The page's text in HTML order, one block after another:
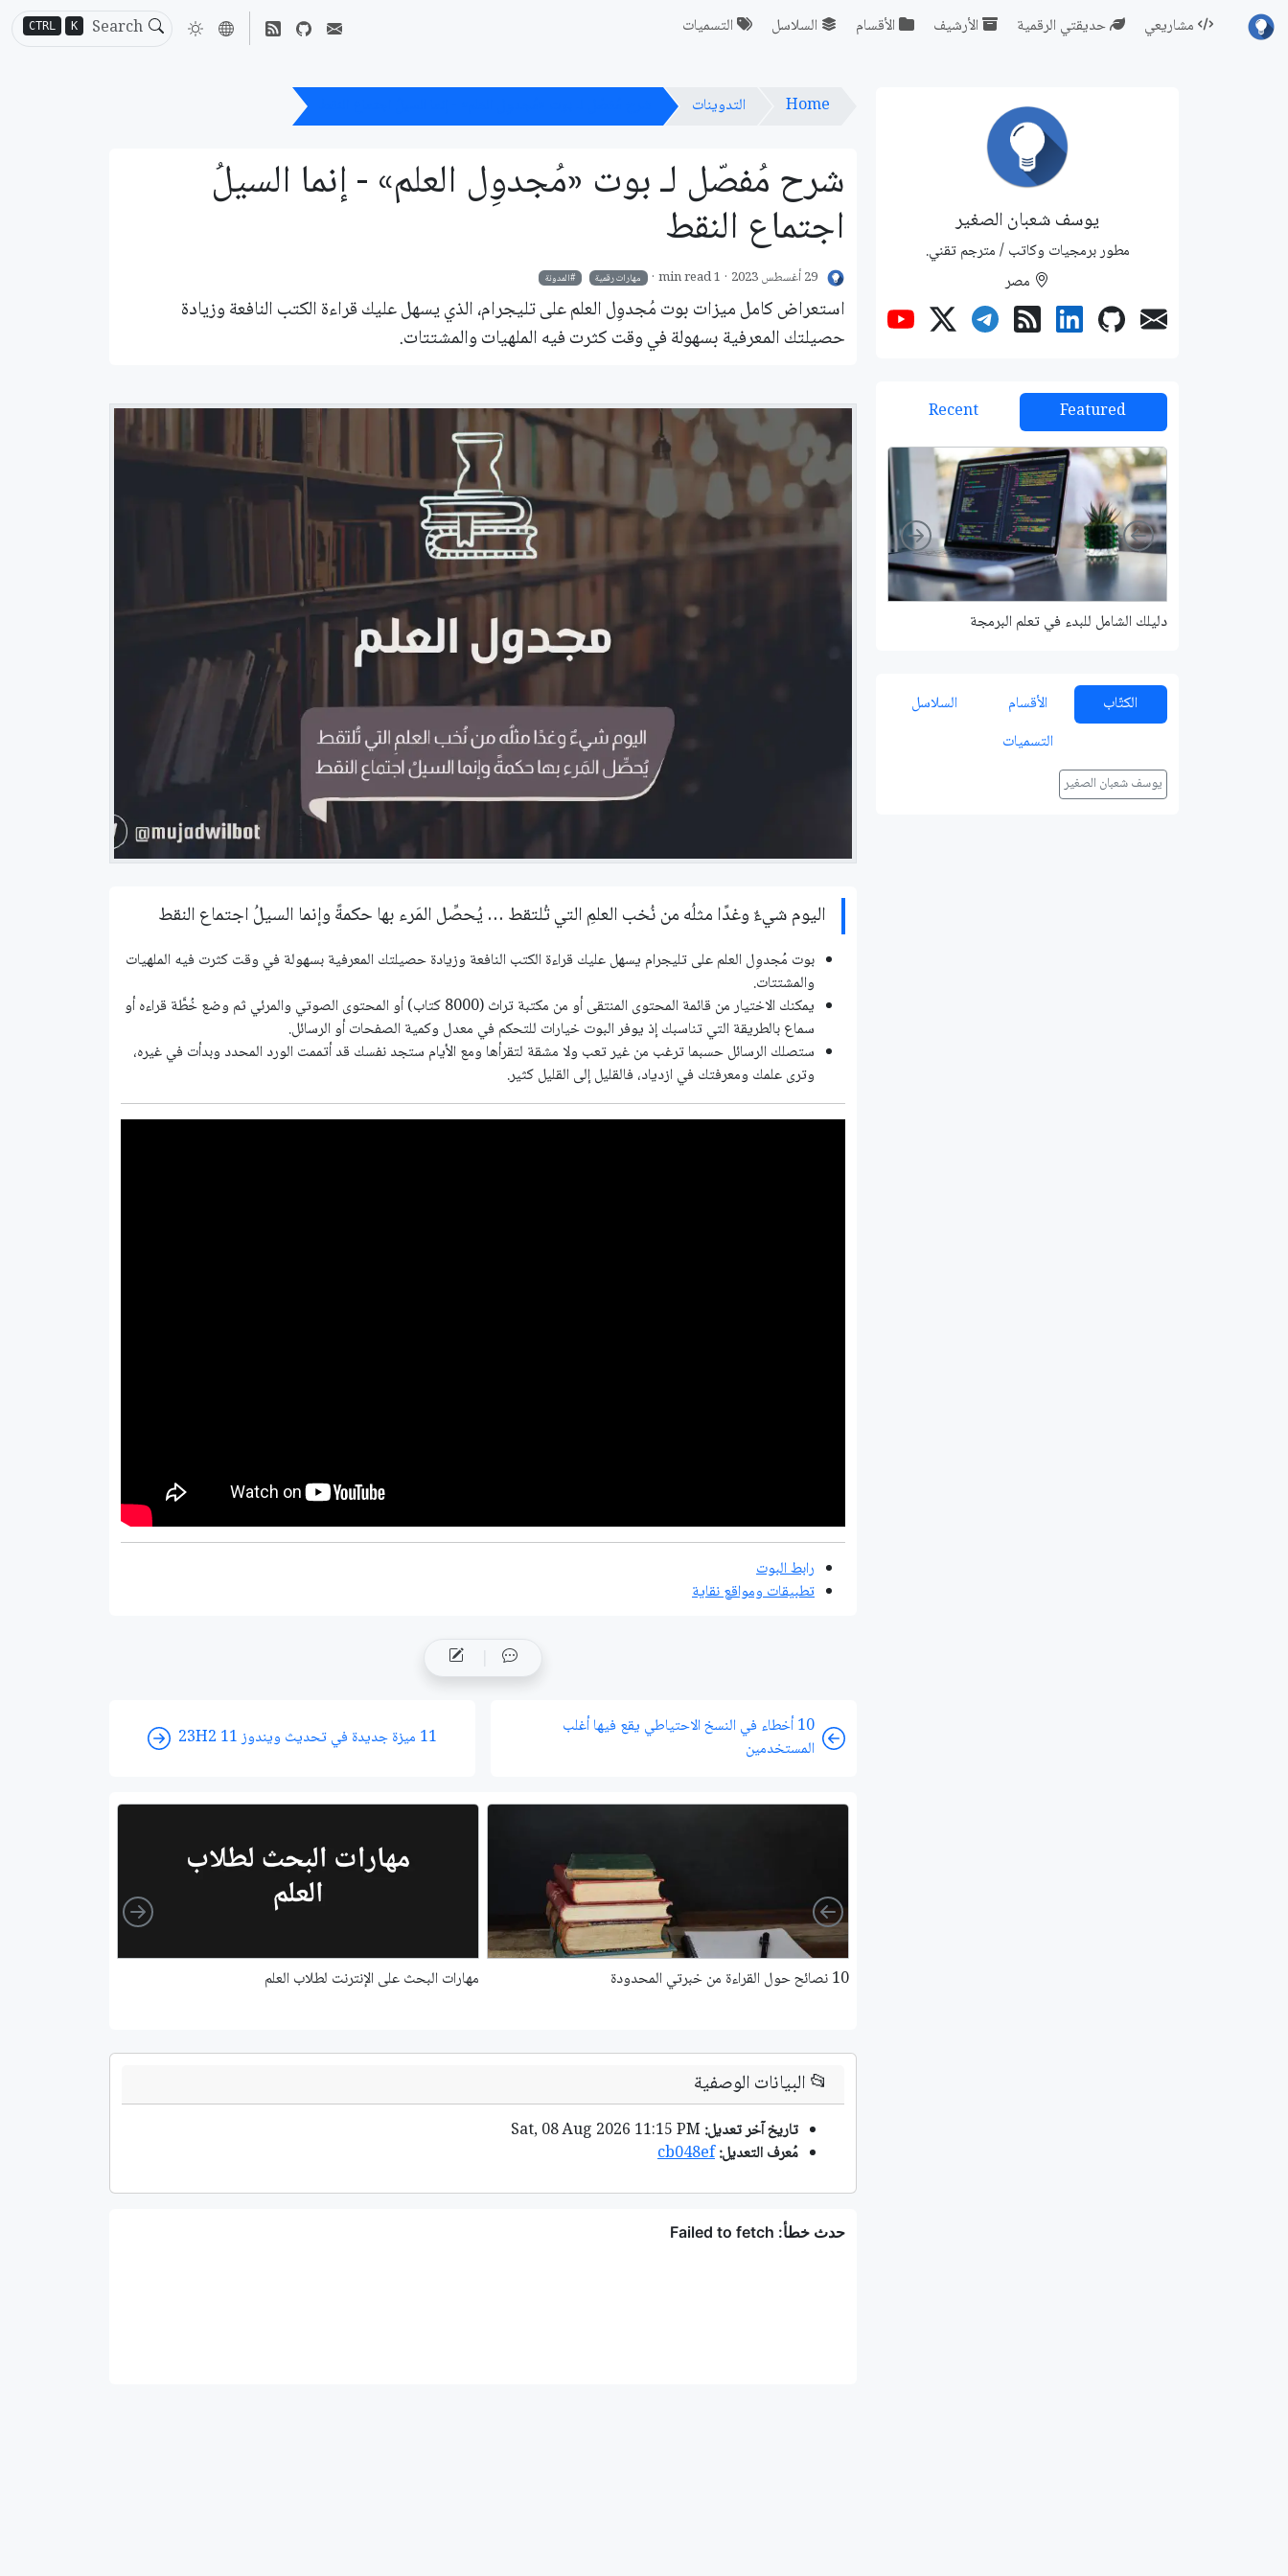
CTRL K مشاريعي حديقتي الرقمية الأرشيف الأقسام السلاسل التسميات
Home التدوينات
شرح مُفصّل لـ بوت «مُجدوِل العلم» - إنما السيلُ
اجتماع النقط
29 أغسطس 2023 1 min read مهارات رقمية المدونة
استعراض كامل ميزات بوت مُجدوِل العلم على تليجرام، الذي يسهل عليك قراءة الكتب النافعة وزيادة
حصيلتك المعرفية بسهولة في وقت كثرت فيه الملهيات والمشتتات.
اليوم شيءٌ وغدًا مثلُه من نُخب العلمِ التي تُلتقط … يُحصِّل المَرء بها حكمةً وإنما السيلُ اجتماع النقط
بوت مُجدوِل العلم على تليجرام يسهل عليك قراءة الكتب النافعة وزيادة حصيلتك المعرفية بسهولة في وقت كثرت فيه الملهيات
والمشتتات.
يمكنك الاختيار من قائمة المحتوى المنتقى أو من مكتبة تراث (8000 كتاب) أو المحتوى الصوتي والمرئي ثم وضع خُطَّة قراءه أو
سماع بالطريقة التي تناسبك إذ يوفر البوت خيارات للتحكم في معدل وكمية الصفحات أو الرسائل.
ستصلك الرسائل حسبما ترغب من غير تعب ولا مشقة لتقرأها ومع اﻷيام ستجد نفسك قد أتممت الورد المحدد وبدأت في غيره،
وترى علمك ومعرفتك في ازدياد، فالقليل إلى القليل كثير.
رابط البوت
تطبيقات ومواقع نقاية
10 أخطاء في النسخ الاحتياطي يقع فيها أغلب
المستخدمين
11 ميزة جديدة في تحديث ويندوز 11 23H2
10 نصائح حول القراءة من خبرتي المحدودة مهارات البحث على اﻹنترنت لطلاب العلم
Left
Right
📂البيانات الوصفية
تاريخ آخر تعديل:
مُعرف التعديل:cb048ef
يوسف شعبان الصغير
مطور برمجيات وكاتب / مترجم تقني.
مصر
Featured
Recent
دليلك الشامل للبدء في تعلم البرمجة شرح مُفصّل لـ بوت «مُجدوِل العلم» - إنما السيلُ اجتماع النقط مهارات البحث على اﻹنترنت لطلاب العلم
Left
Right
الكتّاب الأقسام
السلاسل
التسميات
يوسف شعبان الصغير